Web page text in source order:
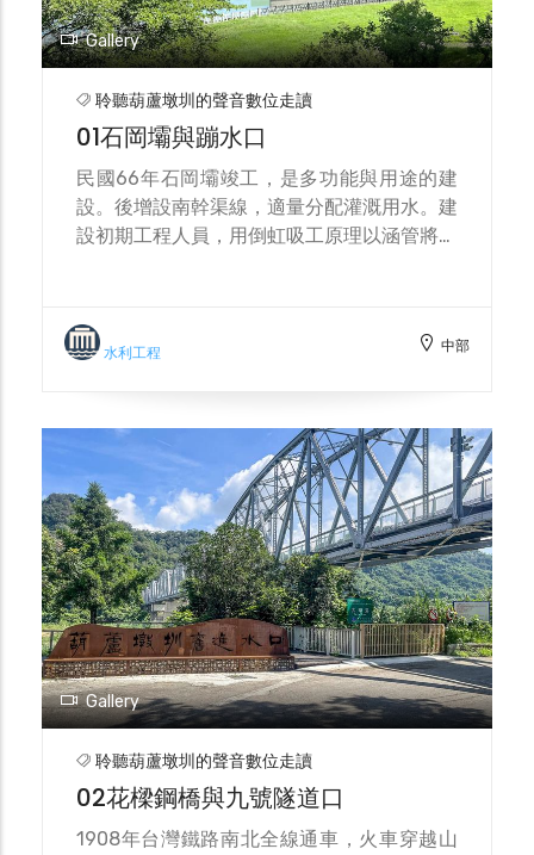
Gallery
聆聽葫蘆墩圳的聲音數位走讀
01石岡壩與蹦水口
民國66年石岡壩竣工，是多功能與用途的建
設。後增設南幹渠線，適量分配灌溉用水。建
設初期工程人員，用倒虹吸工原理以涵管將水
口處終年有水噴出，為本地特殊景點。
水利工程 中部
Gallery
聆聽葫蘆墩圳的聲音數位走讀
02花樑鋼橋與九號隧道口
1908年台灣鐵路南北全線通車，火車穿越山